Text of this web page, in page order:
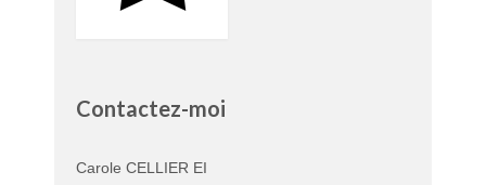
Contactez-moi
Carole CELLIER EI